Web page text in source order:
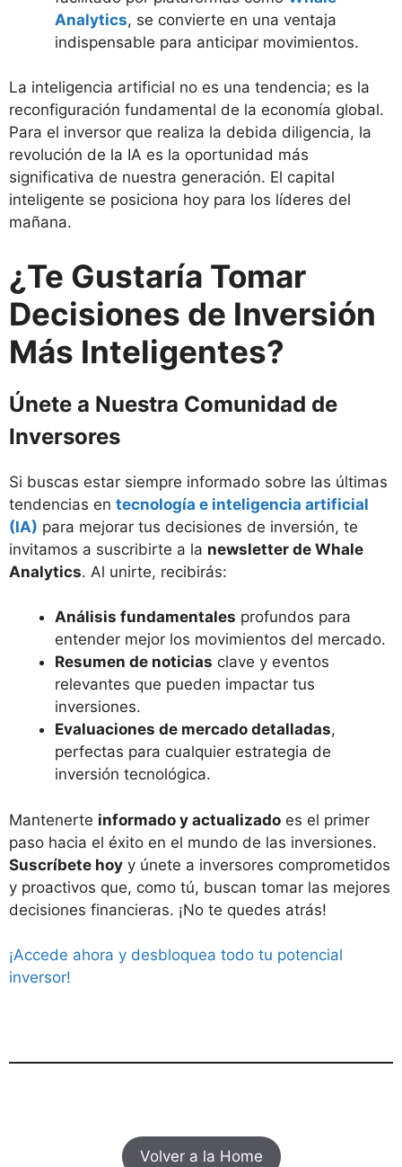
Analytics, se convierte en una ventaja
indispensable para anticipar movimientos.
La inteligencia artificial no es una tendencia; es la
reconfiguración fundamental de la economía global.
Para el inversor que realiza la debida diligencia, la
revolución de la IA es la oportunidad más
significativa de nuestra generación. El capital
inteligente se posiciona hoy para los líderes del
mañana.
¿Te Gustaría Tomar
Decisiones de Inversión
Más Inteligentes?
Únete a Nuestra Comunidad de
Inversores
Si buscas estar siempre informado sobre las últimas
tendencias en tecnología e inteligencia artificial
(IA) para mejorar tus decisiones de inversión, te
invitamos a suscribirte a la newsletter de Whale
Analytics. Al unirte, recibirás:
Análisis fundamentales profundos para
entender mejor los movimientos del mercado.
Resumen de noticias clave y eventos
relevantes que pueden impactar tus
inversiones.
Evaluaciones de mercado detalladas,
perfectas para cualquier estrategia de
inversión tecnológica.
Mantenerte informado y actualizado es el primer
paso hacia el éxito en el mundo de las inversiones.
Suscríbete hoy y únete a inversores comprometidos
y proactivos que, como tú, buscan tomar las mejores
decisiones financieras. ¡No te quedes atrás!
¡Accede ahora y desbloquea todo tu potencial
inversor!
Volver a la Home